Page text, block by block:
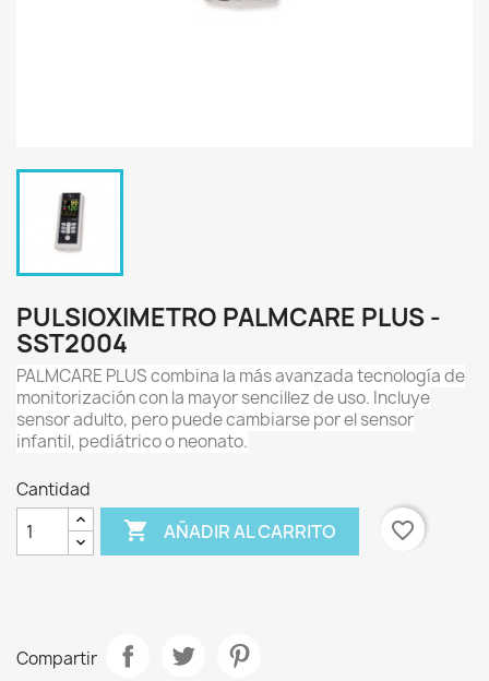
PULSIOXIMETRO PALMCARE PLUS -
SST2004
PALMCARE PLUS combina la más avanzada tecnología de
monitorización con la mayor sencillez de uso. Incluye
sensor adulto, pero puede cambiarse por el sensor
infantil, pediátrico o neonato.
Cantidad
 AÑADIR AL CARRITO favorite_border
Compartir